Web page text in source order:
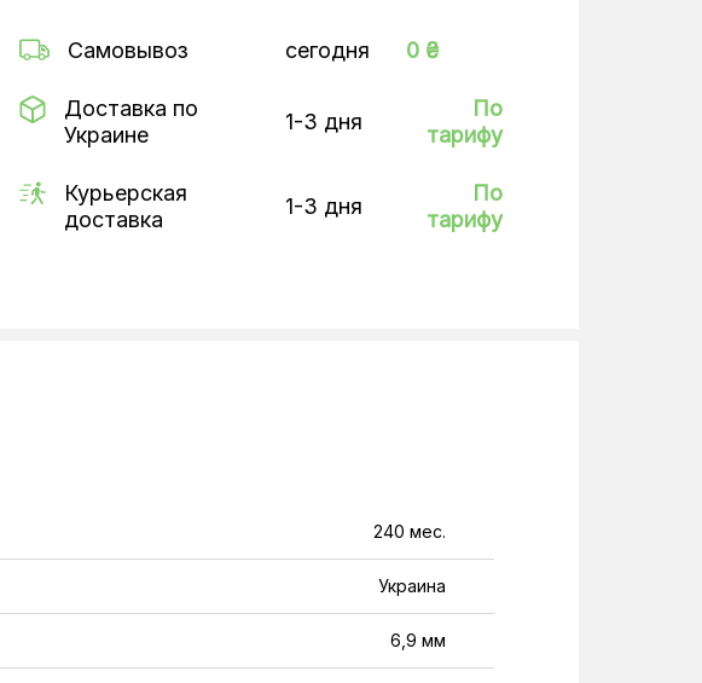
Самовывоз сегодня 0 ₴
Доставка по
Украине
1-3 дня
По
тарифу
Курьерская
доставка
1-3 дня
По
тарифу
240 мес.
Украина
6,9 мм